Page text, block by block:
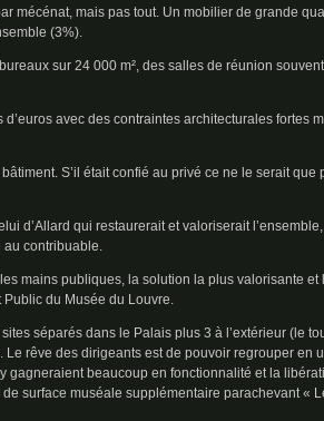
mécénat, mais pas tout. Un mobilier de grande
(3%).
sur 24 000 m², des salles de réunion souvent
avec des contraintes architecturales fortes
S’il était confié au privé ce ne le serait que
d’Allard qui restaurerait et valoriserait
au contribuable.
mains publiques, la solution la plus valorisante et
Public du Musée du Louvre.
séparés dans le Palais plus 3 à l’extérieur (le
rêve des dirigeants est de pouvoir regrouper en
gagneraient beaucoup en fonctionnalité et la
surface muséale supplémentaire parachevant «